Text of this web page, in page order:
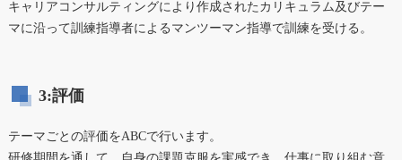
キャリアコンサルティングにより作成されたカリキュラム及びテー
マに沿って訓練指導者によるマンツーマン指導で訓練を受ける。
3:評価
テーマごとの評価をABCで行います。